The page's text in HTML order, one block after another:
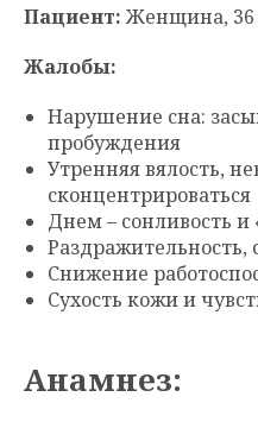
Пациент:Женщина, 36
Жалобы:
Нарушение сна:
пробуждения
Утренняя вялость,
сконцентрироваться
Днем – сонливость и
Снижение
Сухость кожи и
Анамнез: